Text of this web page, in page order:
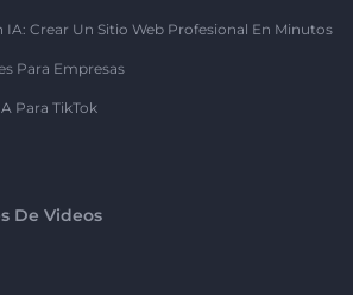
IA: Crear Un Sitio Web Profesional En Minutos
Para Empresas
Para TikTok
De Videos